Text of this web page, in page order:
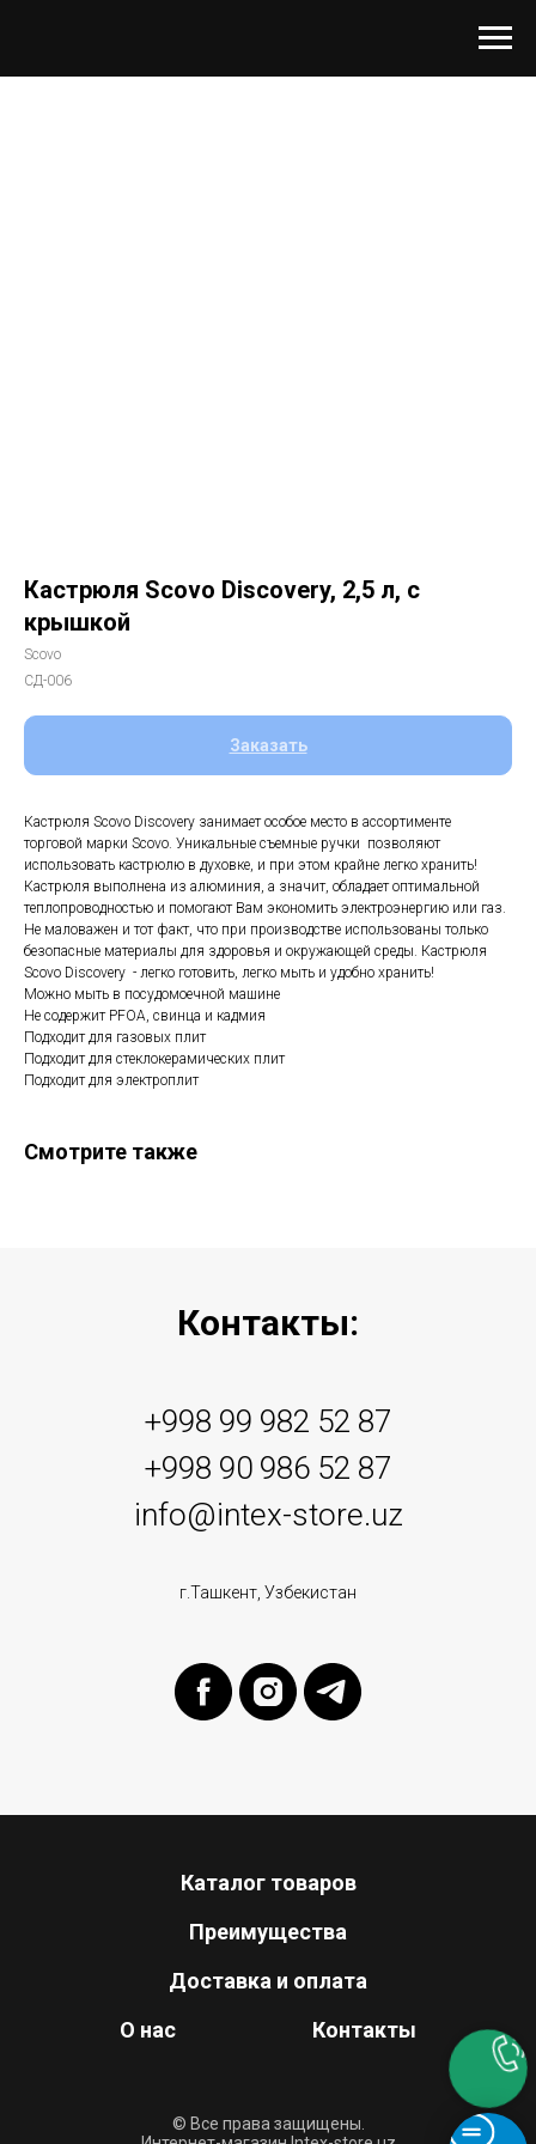
Кастрюля Scovo Discovery, 2,5 л, с
крышкой
Scovo
СД-006
Заказать
Кастрюля Scovo Discovery занимает особое место в ассортименте
торговой марки Scovo. Уникальные съемные ручки позволяют
использовать кастрюлю в духовке, и при этом крайне легко хранить!
Кастрюля выполнена из алюминия, а значит, обладает оптимальной
теплопроводностью и помогают Вам экономить электроэнергию или газ.
Не маловажен и тот факт, что при производстве использованы только
безопасные материалы для здоровья и окружающей среды. Кастрюля
Scovo Discovery - легко готовить, легко мыть и удобно хранить!
Можно мыть в посудомоечной машине
Не содержит PFOA, свинца и кадмия
Подходит для газовых плит
Подходит для стеклокерамических плит
Подходит для электроплит
Смотрите также
Контакты:
+998 99 982 52 87
+998 90 986 52 87
info@intex-store.uz
г.Ташкент, Узбекистан
Каталог товаров
Преимущества
Доставка и оплата
О нас
Контакты
© Все права защищены.